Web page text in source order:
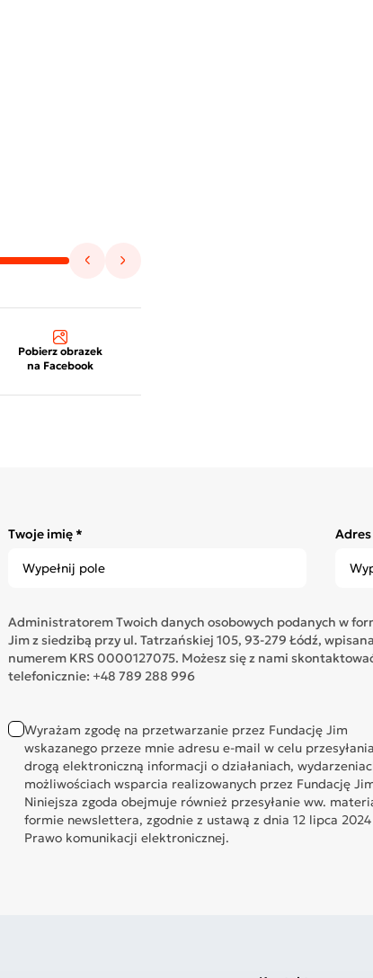
Pobierz obrazek
na Facebook
Twoje imię *
Administratorem Twoich danych osobowych podanych w
Jim z siedzibą przy ul. Tatrzańskiej 105, 93-279 Łódź,
numerem KRS 0000127075. Możesz się z nami
telefonicznie: +48 789 288 996
Wyrażam zgodę na przetwarzanie przez Fundację Jim
wskazanego przeze mnie adresu e-mail w celu
drogą elektroniczną informacji o działaniach,
możliwościach wsparcia realizowanych przez Fundację
Niniejsza zgoda obejmuje również przesyłanie ww.
formie newslettera, zgodnie z ustawą z dnia 12 lipca 2024
Prawo komunikacji elektronicznej.